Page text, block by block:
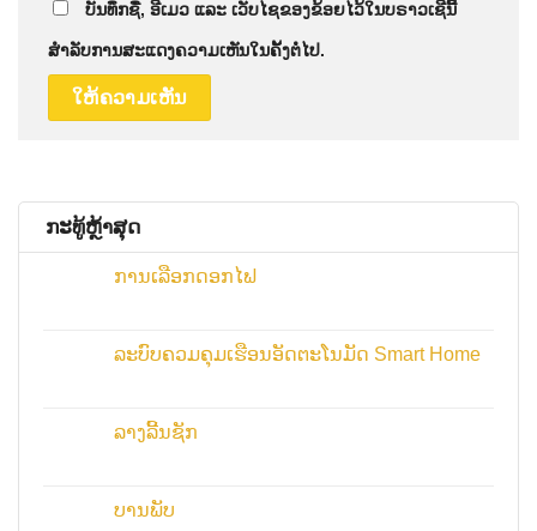
ບັນທຶກຊື່, ອີເມວ ແລະ ເວັບໄຊຂອງຂ້ອຍໄວ້ໃນບຣາວເຊີນີ້
ສຳລັບການສະແດງຄວາມເຫັນໃນຄັ້ງຕໍ່ໄປ.
ກະ​ທູ້​ຫຼ້າ​ສຸດ
ການເລືອກດອກໄຟ
ລະບົບຄວມຄຸມເຮືອນອັດຕະໂນມັດ Smart Home
ລາງລີ້ນຊັກ
ບານພັບ